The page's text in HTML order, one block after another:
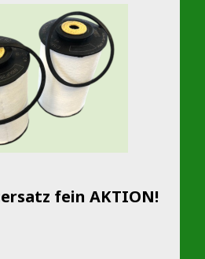
fein AKTION!